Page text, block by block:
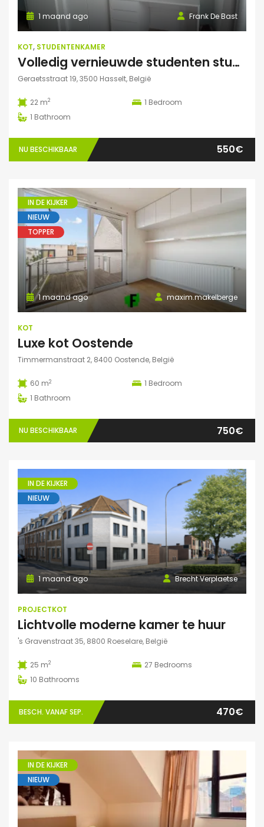
Frank De Bast
1 maand ago
KOT, STUDENTENKAMER
Volledig vernieuwde studenten studio te huur
Geraetsstraat 19, 3500 Hasselt, België
22 m2 1 Bedroom
1 Bathroom
NU BESCHIKBAAR 550€
IN DE KIJKER
NIEUW
TOPPER
maxim.makelberge
1 maand ago
KOT
Luxe kot Oostende
Timmermanstraat 2, 8400 Oostende, België
60 m2 1 Bedroom
1 Bathroom
NU BESCHIKBAAR 750€
IN DE KIJKER
NIEUW
Brecht Verplaetse
1 maand ago
PROJECTKOT
Lichtvolle moderne kamer te huur
's Gravenstraat 35, 8800 Roeselare, België
25 m2 27 Bedrooms
10 Bathrooms
BESCH. VANAF SEP. 470€
IN DE KIJKER
NIEUW